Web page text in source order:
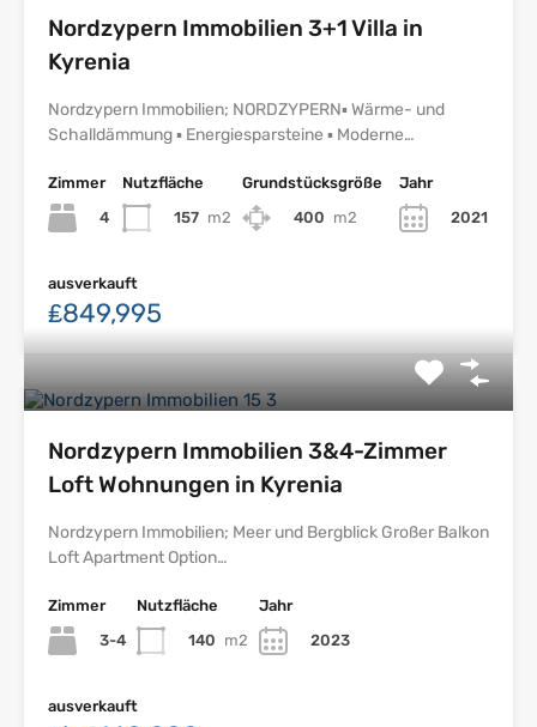
Nordzypern Immobilien 3+1 Villa in
Kyrenia
Nordzypern Immobilien; NORDZYPERN▪ Wärme- und
Schalldämmung ▪ Energiesparsteine ▪ Moderne…
Zimmer
4
Nutzfläche
157 m2
Grundstücksgröße
400 m2
Jahr
2021
ausverkauft
₤849,995
Nordzypern Immobilien 3&4-Zimmer
Loft Wohnungen in Kyrenia
Nordzypern Immobilien; Meer und Bergblick Großer Balkon
Loft Apartment Option…
Zimmer
3-4
Nutzfläche
140 m2
Jahr
2023
ausverkauft